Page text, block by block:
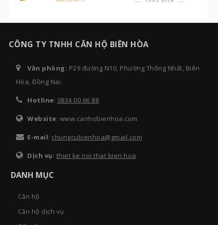
CÔNG TY TNHH CĂN HỘ BIÊN HÒA
Văn phòng: P29 đường N10, Phường Thống Nhất, Biên
Hòa, Đồng Nai
Hotline: 0834 00 66 88
Website: www.canhobienhoa.com
E-mail: chungcubienhoa@gmail.com
Dịch vụ: thiet ke noi that bien hoa
DANH MỤC
Căn hộ
Căn hộ dịch vụ